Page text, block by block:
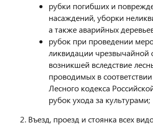
рубки погибших и
насаждений, уборки
а также аварийных
рубок при проведении
ликвидации чрезвычайной
возникшей вследствие
проводимых в
Лесного кодекса
рубок ухода за культурами;
Въезд, проезд и стоянка всех